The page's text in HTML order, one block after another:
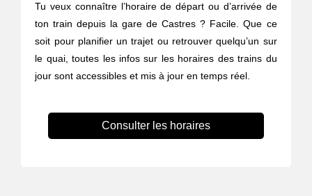
Tu veux connaître l’horaire de départ ou d’arrivée de
ton train depuis la gare de Castres ? Facile. Que ce
soit pour planifier un trajet ou retrouver quelqu’un sur
le quai, toutes les infos sur les horaires des trains du
jour sont accessibles et mis à jour en temps réel.
Consulter les horaires